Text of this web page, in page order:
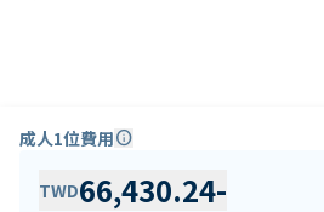
成人1位費用info
TWD66,430.24-